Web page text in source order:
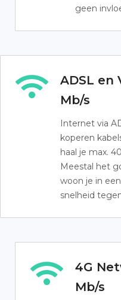
geen
ADSL en
Mb/s
Internet via
koperen
haal je max.
Meestal het
woon je in
snelheid
4G
Mb/s